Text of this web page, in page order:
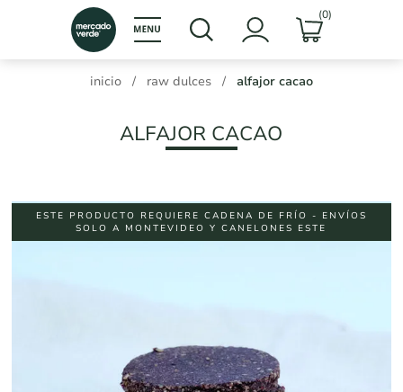
(0)
inicio / raw dulces / alfajor cacao
ALFAJOR CACAO
ESTE PRODUCTO REQUIERE CADENA DE FRÍO - ENVÍOS
SOLO A MONTEVIDEO Y CANELONES ESTE